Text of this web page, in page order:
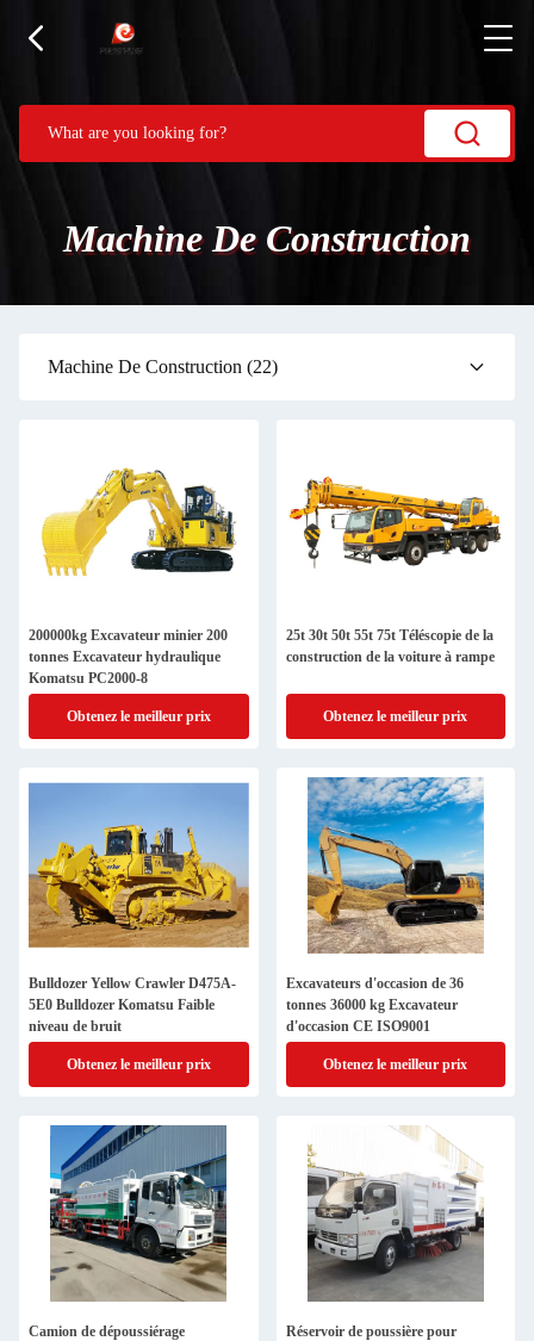
Machine De Construction
Machine De Construction (22)
200000kg Excavateur minier 200
tonnes Excavateur hydraulique
Komatsu PC2000-8
Obtenez le meilleur prix
25t 30t 50t 55t 75t Téléscopie de la
construction de la voiture à rampe
Obtenez le meilleur prix
Bulldozer Yellow Crawler D475A-
5E0 Bulldozer Komatsu Faible
niveau de bruit
Obtenez le meilleur prix
Excavateurs d'occasion de 36
tonnes 36000 kg Excavateur
d'occasion CE ISO9001
Obtenez le meilleur prix
Camion de dépoussiérage
Réservoir de poussière pour